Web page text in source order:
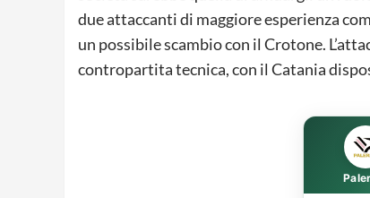
due attaccanti di maggiore esperienza
un possibile scambio con il Crotone.
contropartita tecnica, con il Catania